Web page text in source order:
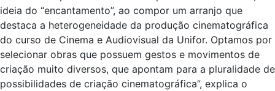
ideia do “encantamento”, ao compor um arranjo que
destaca a heterogeneidade da produção cinematográfica
do curso de Cinema e Audiovisual da Unifor. Optamos por
selecionar obras que possuem gestos e movimentos de
criação muito diversos, que apontam para a pluralidade de
possibilidades de criação cinematográfica”, explica o